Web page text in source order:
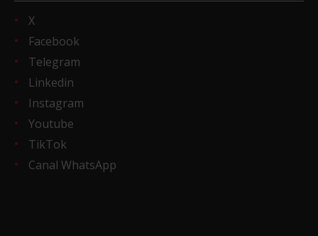
X
Facebook
Telegram
Linkedin
Instagram
Youtube
TikTok
Canal WhatsApp